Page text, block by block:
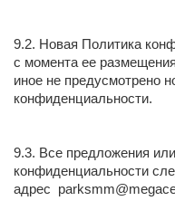
9.2. Новая Политика
с момента ее
иное не предусмотрено
конфиденциальности.
9.3. Все предложения
конфиденциальности
адрес